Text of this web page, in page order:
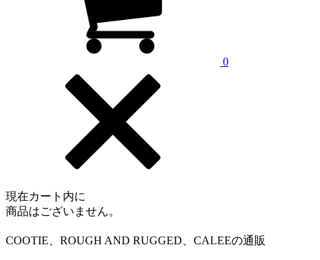
0
現在カート内に
商品はございません。
COOTIE、ROUGH AND RUGGED、CALEEの通販